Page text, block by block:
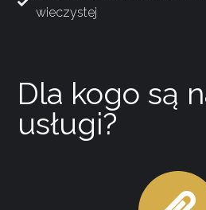
wieczystej
Dla kogo są
usługi?